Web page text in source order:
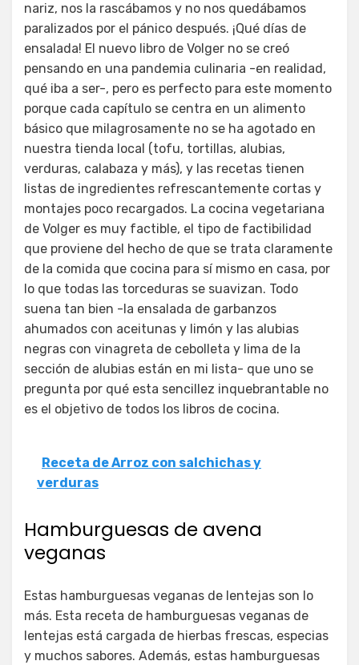
nariz, nos la rascábamos y no nos quedábamos
paralizados por el pánico después. ¡Qué días de
ensalada! El nuevo libro de Volger no se creó
pensando en una pandemia culinaria -en realidad,
qué iba a ser-, pero es perfecto para este momento
porque cada capítulo se centra en un alimento
básico que milagrosamente no se ha agotado en
nuestra tienda local (tofu, tortillas, alubias,
verduras, calabaza y más), y las recetas tienen
listas de ingredientes refrescantemente cortas y
montajes poco recargados. La cocina vegetariana
de Volger es muy factible, el tipo de factibilidad
que proviene del hecho de que se trata claramente
de la comida que cocina para sí mismo en casa, por
lo que todas las torceduras se suavizan. Todo
suena tan bien -la ensalada de garbanzos
ahumados con aceitunas y limón y las alubias
negras con vinagreta de cebolleta y lima de la
sección de alubias están en mi lista- que uno se
pregunta por qué esta sencillez inquebrantable no
es el objetivo de todos los libros de cocina.
Receta de Arroz con salchichas y
verduras
Hamburguesas de avena
veganas
Estas hamburguesas veganas de lentejas son lo
más. Esta receta de hamburguesas veganas de
lentejas está cargada de hierbas frescas, especias
y muchos sabores. Además, estas hamburguesas